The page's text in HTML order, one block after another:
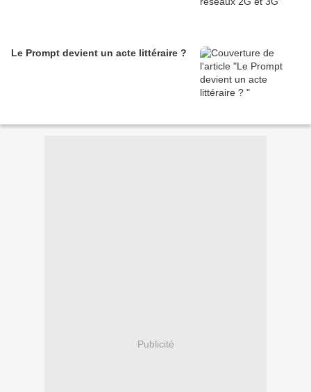
Le Prompt devient un acte littéraire ?
Publicité